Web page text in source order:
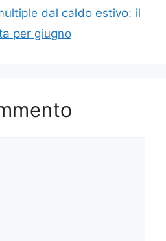
dal caldo estivo: il
per giugno